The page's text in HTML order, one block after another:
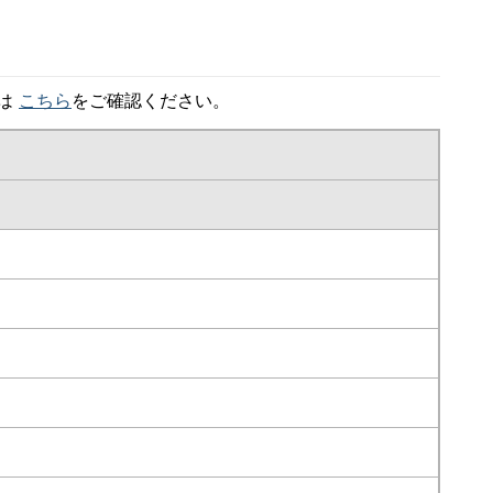
こちら をご確認ください。